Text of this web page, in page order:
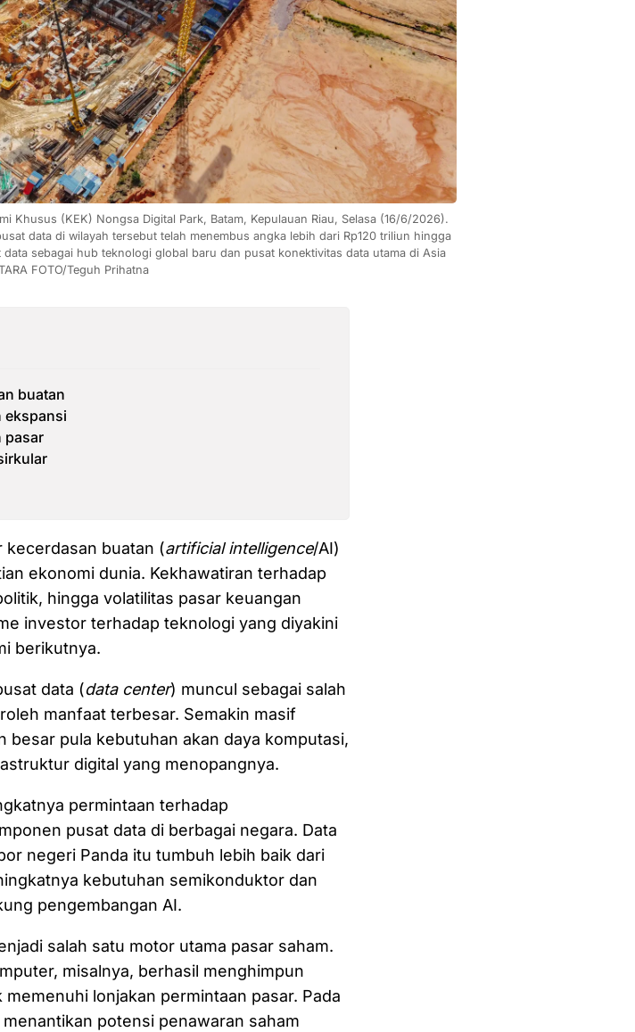
Khusus (KEK) Nongsa Digital Park, Batam, Kepulauan Riau, Selasa (16/6/2026).
data di wilayah tersebut telah menembus angka lebih dari Rp120 triliun hingga
sebagai hub teknologi global baru dan pusat konektivitas data utama di Asia
FOTO/Teguh Prihatna
buatan
ekspansi
pasar
kecerdasan buatan (artificial intelligence/AI)
ekonomi dunia. Kekhawatiran terhadap
hingga volatilitas pasar keuangan
investor terhadap teknologi yang diyakini
berikutnya.
data (data center) muncul sebagai salah
manfaat terbesar. Semakin masif
besar pula kebutuhan akan daya komputasi,
digital yang menopangnya.
permintaan terhadap
pusat data di berbagai negara. Data
negeri Panda itu tumbuh lebih baik dari
kebutuhan semikonduktor dan
pengembangan AI.
salah satu motor utama pasar saham.
misalnya, berhasil menghimpun
lonjakan permintaan pasar. Pada
potensi penawaran saham